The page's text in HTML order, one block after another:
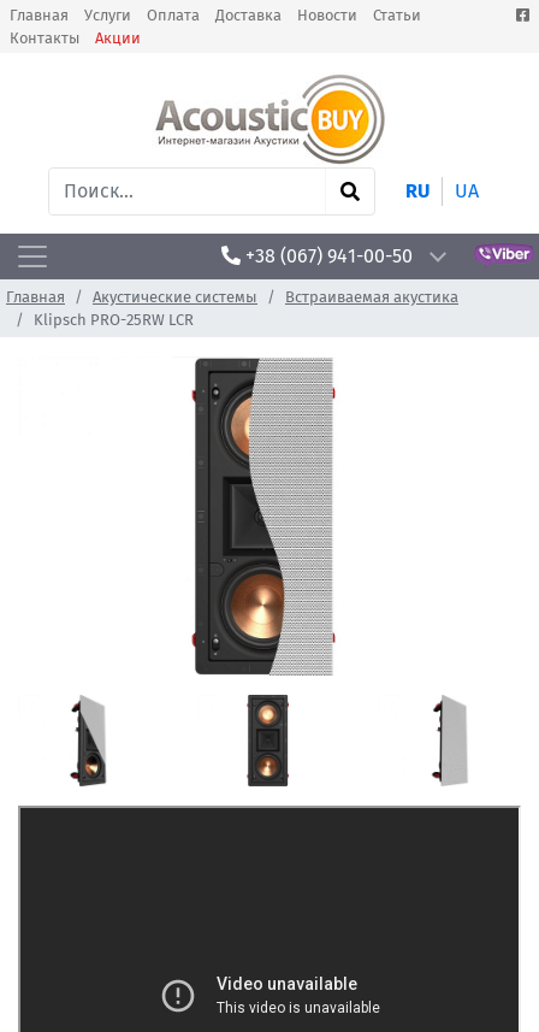
Главная Услуги Оплата Доставка Новости
Статьи
Контакты
Акции
RU UA
+38 (067) 941-00-50
Главная Акустические системы
Встраиваемая акустика
Klipsch PRO-25RW LCR